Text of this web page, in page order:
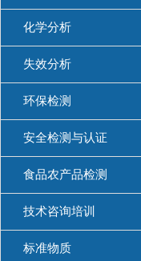
化学分析
失效分析
环保检测
安全检测与认证
食品农产品检测
技术咨询培训
标准物质